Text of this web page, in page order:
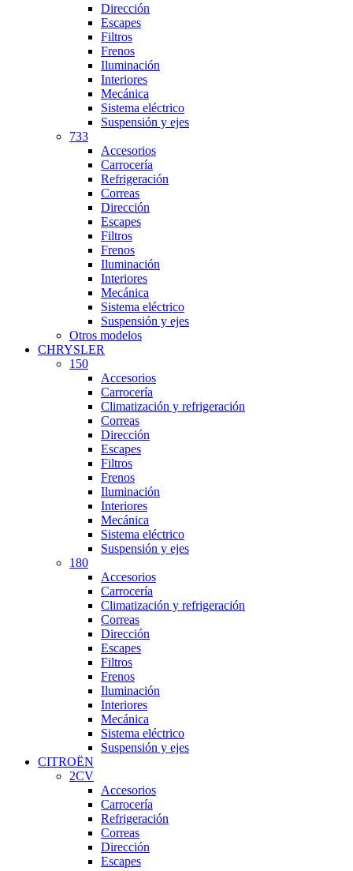
Dirección
Escapes
Filtros
Frenos
Iluminación
Interiores
Mecánica
Sistema eléctrico
Suspensión y ejes
733
Accesorios
Carrocería
Refrigeración
Correas
Dirección
Escapes
Filtros
Frenos
Iluminación
Interiores
Mecánica
Sistema eléctrico
Suspensión y ejes
Otros modelos
CHRYSLER
150
Accesorios
Carrocería
Climatización y refrigeración
Correas
Dirección
Escapes
Filtros
Frenos
Iluminación
Interiores
Mecánica
Sistema eléctrico
Suspensión y ejes
180
Accesorios
Carrocería
Climatización y refrigeración
Correas
Dirección
Escapes
Filtros
Frenos
Iluminación
Interiores
Mecánica
Sistema eléctrico
Suspensión y ejes
CITROËN
2CV
Accesorios
Carrocería
Refrigeración
Correas
Dirección
Escapes